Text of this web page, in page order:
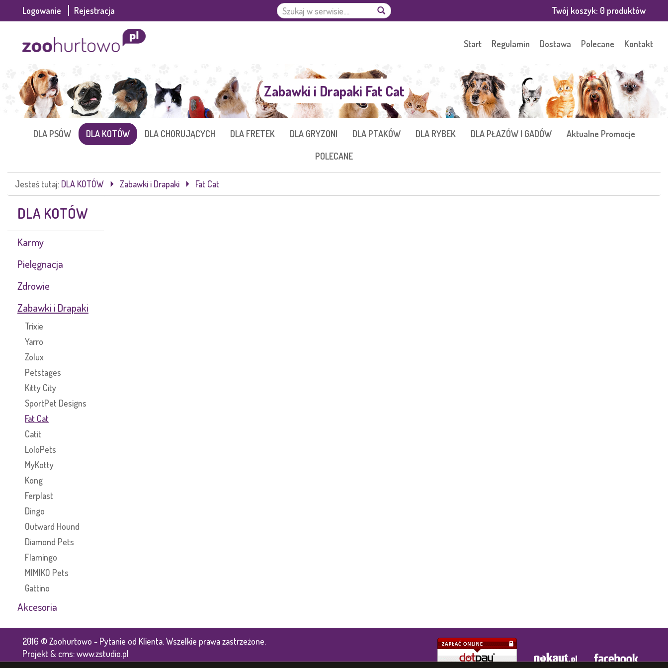
Logowanie Rejestracja Twój koszyk: 0 produktów
Start Regulamin Dostawa Polecane Kontakt
Zabawki i Drapaki Fat Cat
DLA PSÓW DLA KOTÓW DLA CHORUJĄCYCH DLA FRETEK DLA GRYZONI DLA PTAKÓW DLA RYBEK DLA PŁAZÓW I GADÓW Aktualne Promocje
POLECANE
Jesteś tutaj: DLA KOTÓW Zabawki i Drapaki Fat Cat
DLA KOTÓW
Karmy
Pielęgnacja
Zdrowie
Zabawki i Drapaki
Trixie
Yarro
Zolux
Petstages
Kitty City
SportPet Designs
Fat Cat
Catit
LoloPets
MyKotty
Kong
Ferplast
Dingo
Outward Hound
Diamond Pets
Flamingo
MIMIKO Pets
Gattino
Akcesoria
2016 © Zoohurtowo - Pytanie od Klienta. Wszelkie prawa zastrzeżone.
Projekt & cms:www.zstudio.pl